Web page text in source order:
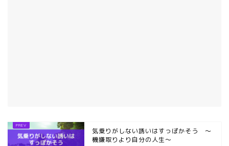
気乗りがしない誘いはすっぽかそう ～
機嫌取りより自分の人生～